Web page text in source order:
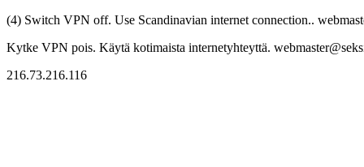
(4) Switch VPN off. Use Scandinavian internet connection..
Kytke VPN pois. Käytä kotimaista internetyhteyttä.
216.73.216.116